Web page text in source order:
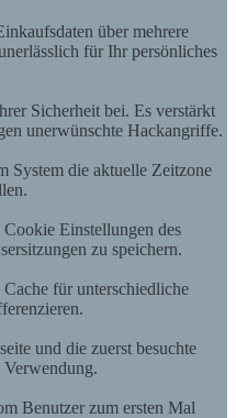
über mehrere
für Ihr persönliches
Sicherheit bei. Es verstärkt
unerwünschte Hackangriffe.
System die aktuelle Zeitzone
Einstellungen des
zu speichern.
für unterschiedliche
und die zuerst besuchte
Verwendung.
Benutzer zum ersten Mal